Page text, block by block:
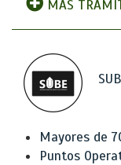
MÁS
Mayores de
Puntos